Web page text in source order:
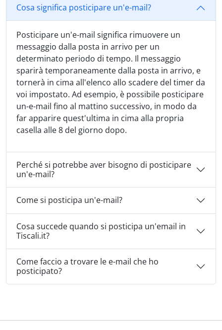
Cosa significa posticipare un'e-mail?
Posticipare un'e-mail significa rimuovere un
messaggio dalla posta in arrivo per un
determinato periodo di tempo. Il messaggio
sparirà temporaneamente dalla posta in arrivo, e
tornerà in cima all'elenco allo scadere del timer da
voi impostato. Ad esempio, è possibile posticipare
un-e-mail fino al mattino successivo, in modo da
far apparire quest'ultima in cima alla propria
casella alle 8 del giorno dopo.
Perché si potrebbe aver bisogno di posticipare
un'e-mail?
Come si posticipa un'e-mail?
Cosa succede quando si posticipa un'email in
Tiscali.it?
Come faccio a trovare le e-mail che ho
posticipato?